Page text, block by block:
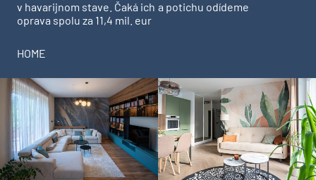
v havarijnom stave. Čaká ich
oprava spolu za 11,4 mil. eur
a potichu odídeme
HOME